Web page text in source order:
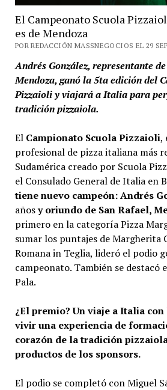
El Campeonato Scuola
es de Mendoza
POR REDACCIÓN MASSNEGOCIOS EL 29
Andrés González, representante
Mendoza, ganó la 5ta edición del
Pizzaioli y viajará a Italia para
tradición pizzaiola.
El Campionato Scuola Pizzaioli,
profesional de pizza italiana más
Sudamérica creado por Scuola
el Consulado General de Italia en
tiene nuevo campeón: Andrés
añosy oriundo de San Rafael,
primero en la categoría Pizza
sumar los puntajes de Margherita
Romana in Teglia, lideró el podio
campeonato. También se destacó
Pala.
¿El premio? Un viaje a Italia
vivir una experiencia de
corazón de la tradición
productos de los sponsors.
El podio se completó con Miguel